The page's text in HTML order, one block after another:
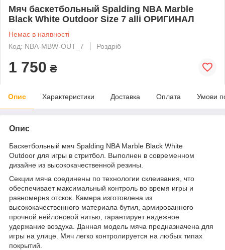
Мяч баскетбольный Spalding NBA Marble
Black White Outdoor Size 7 alli ОРИГИНАЛ
Немає в наявності
Код: NBA-MBW-OUT_7
Роздріб
1 750 ₴
Опис Характеристики Доставка Оплата Умови
Опис
Баскетбольный мяч Spalding NBA Marble Black White
Outdoor для игры в стритбол. Выполнен в современном
дизайне из высококачественной резины.
Секции мяча соединены по технологии склеивания, что
обеспечивает максимальный контроль во время игры и
равномернs отскок. Камера изготовлена из
высококачественного материала бутил, армированного
прочной нейлоновой нитью, гарантирует надежное
удержание воздуха. Данная модель мяча предназначена для
игры на улице. Мяч легко контролируется на любых типах
покрытий.